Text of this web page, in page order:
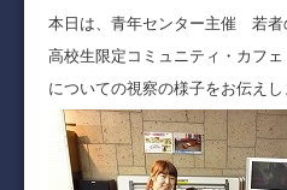
本日は、青年センター主催 若者
高校生限定コミュニティ・カフェ
についての視察の様子をお伝えし